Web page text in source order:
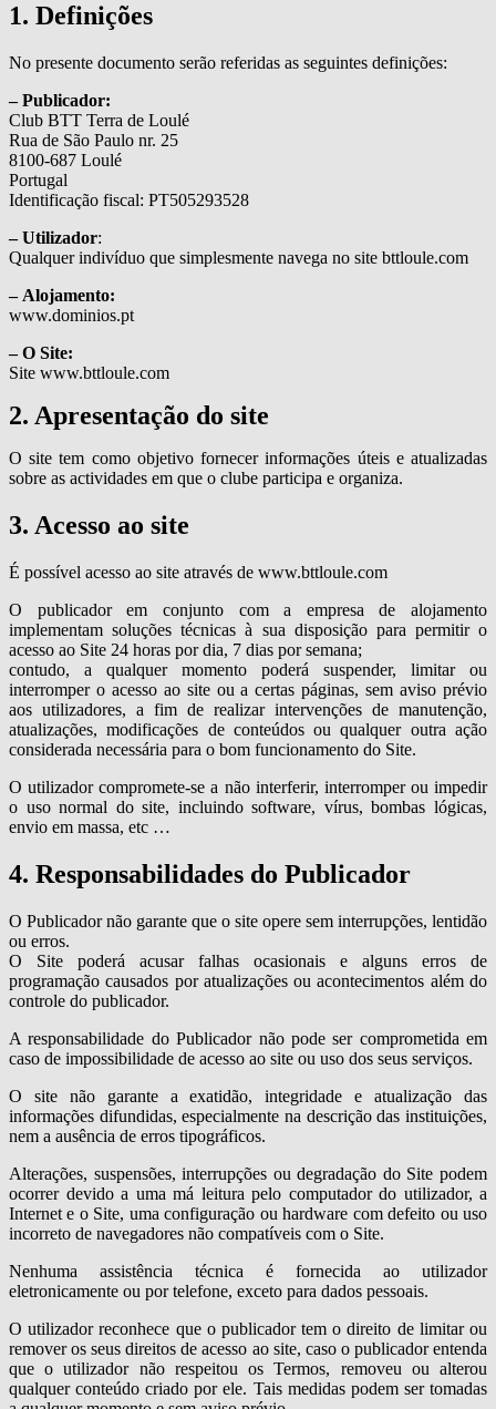
1. Definições
No presente documento serão referidas as seguintes definições:
– Publicador:
Club BTT Terra de Loulé
Rua de São Paulo nr. 25
8100-687 Loulé
Portugal
Identificação fiscal: PT505293528
– Utilizador:
Qualquer indivíduo que simplesmente navega no site bttloule.com
– Alojamento:
www.dominios.pt
– O Site:
Site www.bttloule.com
2. Apresentação do site
O site tem como objetivo fornecer informações úteis e atualizadas
sobre as actividades em que o clube participa e organiza.
3. Acesso ao site
É possível acesso ao site através de www.bttloule.com
O publicador em conjunto com a empresa de alojamento
implementam soluções técnicas à sua disposição para permitir o
acesso ao Site 24 horas por dia, 7 dias por semana;
contudo, a qualquer momento poderá suspender, limitar ou
interromper o acesso ao site ou a certas páginas, sem aviso prévio
aos utilizadores, a fim de realizar intervenções de manutenção,
atualizações, modificações de conteúdos ou qualquer outra ação
considerada necessária para o bom funcionamento do Site.
O utilizador compromete-se a não interferir, interromper ou impedir
o uso normal do site, incluindo software, vírus, bombas lógicas,
envio em massa, etc …
4. Responsabilidades do Publicador
O Publicador não garante que o site opere sem interrupções, lentidão
ou erros.
O Site poderá acusar falhas ocasionais e alguns erros de
programação causados por atualizações ou acontecimentos além do
controle do publicador.
A responsabilidade do Publicador não pode ser comprometida em
caso de impossibilidade de acesso ao site ou uso dos seus serviços.
O site não garante a exatidão, integridade e atualização das
informações difundidas, especialmente na descrição das instituições,
nem a ausência de erros tipográficos.
Alterações, suspensões, interrupções ou degradação do Site podem
ocorrer devido a uma má leitura pelo computador do utilizador, a
Internet e o Site, uma configuração ou hardware com defeito ou uso
incorreto de navegadores não compatíveis com o Site.
Nenhuma assistência técnica é fornecida ao utilizador
eletronicamente ou por telefone, exceto para dados pessoais.
O utilizador reconhece que o publicador tem o direito de limitar ou
remover os seus direitos de acesso ao site, caso o publicador entenda
que o utilizador não respeitou os Termos, removeu ou alterou
qualquer conteúdo criado por ele. Tais medidas podem ser tomadas